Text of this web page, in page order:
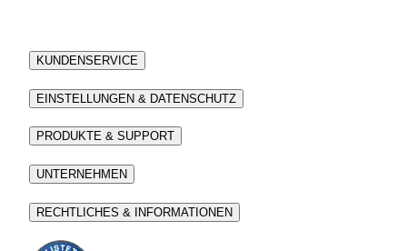
KUNDENSERVICE
EINSTELLUNGEN & DATENSCHUTZ
PRODUKTE & SUPPORT
UNTERNEHMEN
RECHTLICHES & INFORMATIONEN